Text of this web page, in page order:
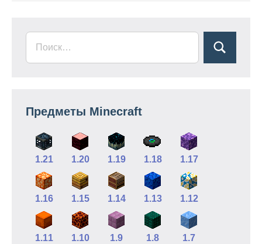
Предметы Minecraft
1.21 1.20 1.19 1.18 1.17
1.16 1.15 1.14 1.13 1.12
1.11 1.10 1.9 1.8 1.7